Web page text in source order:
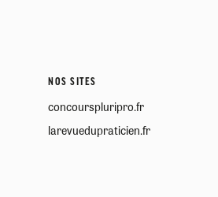
NOS SITES
concourspluripro.fr
larevuedupraticien.fr